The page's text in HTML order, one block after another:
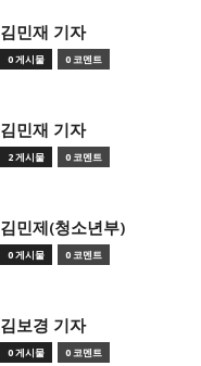
김민재 기자
0 게시물 0 코멘트
김민재 기자
2 게시물 0 코멘트
김민제(청소년부)
0 게시물 0 코멘트
김보경 기자
0 게시물 0 코멘트